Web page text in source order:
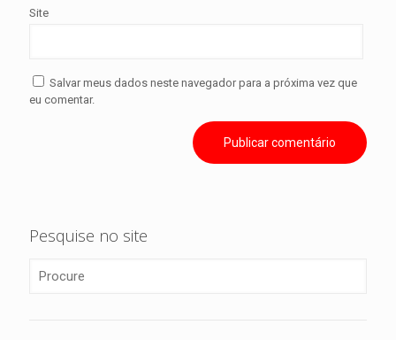
Site
Salvar meus dados neste navegador para a próxima vez que
eu comentar.
Pesquise no site